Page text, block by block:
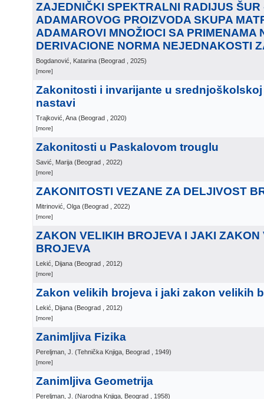
ZAJEDNIČKI SPEKTRALNI RADIJUS ŠUR
ADAMAROVOG PROIZVODA SKUPA
ADAMAROVI MNOŽIOCI SA PRIMENAMA
DERIVACIONE NORMA NEJEDNAKOSTI
Bogdanović, Katarina (Beograd , 2025)
[more]
Zakonitosti i invarijante u
nastavi
Trajković, Ana (Beograd , 2020)
[more]
Zakonitosti u Paskalovom trouglu
Savić, Marija (Beograd , 2022)
[more]
ZAKONITOSTI VEZANE ZA DELJIVOST
Mitrinović, Olga (Beograd , 2022)
[more]
ZAKON VELIKIH BROJEVA I JAKI ZAKON
BROJEVA
Lekić, Dijana (Beograd , 2012)
[more]
Zakon velikih brojeva i jaki zakon velikih
Lekić, Dijana (Beograd , 2012)
[more]
Zanimljiva Fizika
Pereljman, J. (Tehnička Knjiga, Beograd , 1949)
[more]
Zanimljiva Geometrija
Pereljman, J. (Narodna Knjiga, Beograd , 1958)